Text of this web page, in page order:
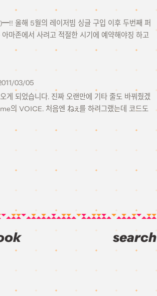
올해 5월의 레이저빔 싱글 구입 이후 두번째 퍼
마존에서 사려고 적절한 시기에 예약해야징 하고
03/05
게 되었습니다. 진짜 오랜만에 기타 줄도 바꿔줬겠
의 VOICE. 처음엔 ねぇ를 하려그랬는데 코드도
search